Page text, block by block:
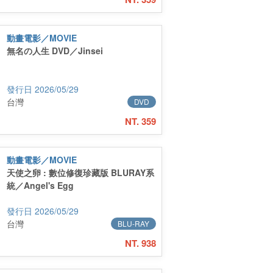
動畫電影／MOVIE
無名の人生 DVD／Jinsei
2026/05/29
DVD
台灣
NT. 359
動畫電影／MOVIE
天使之卵 : 數位修復珍藏版 BLURAY系
統／Angel's Egg
2026/05/29
BLU-RAY
台灣
NT. 938